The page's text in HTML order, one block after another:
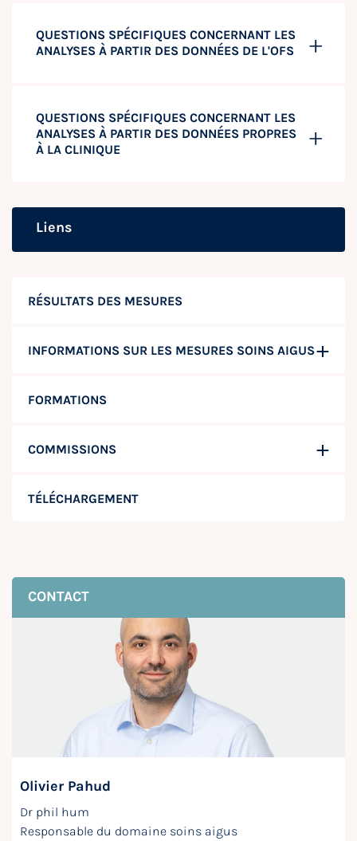
RÉSULTATS DES MESURES
INFORMATIONS SUR LES MESURES SOINS AIGUS
FORMATIONS
COMMISSIONS
TÉLÉCHARGEMENT
CONTACT
Olivier Pahud
Dr phil hum
Responsable du domaine soins aigus
QUESTIONS SPÉCIFIQUES CONCERNANT LES
ANALYSES À PARTIR DES DONNÉES DE L'OFS
QUESTIONS SPÉCIFIQUES CONCERNANT LES
ANALYSES À PARTIR DES DONNÉES PROPRES
À LA CLINIQUE
Liens